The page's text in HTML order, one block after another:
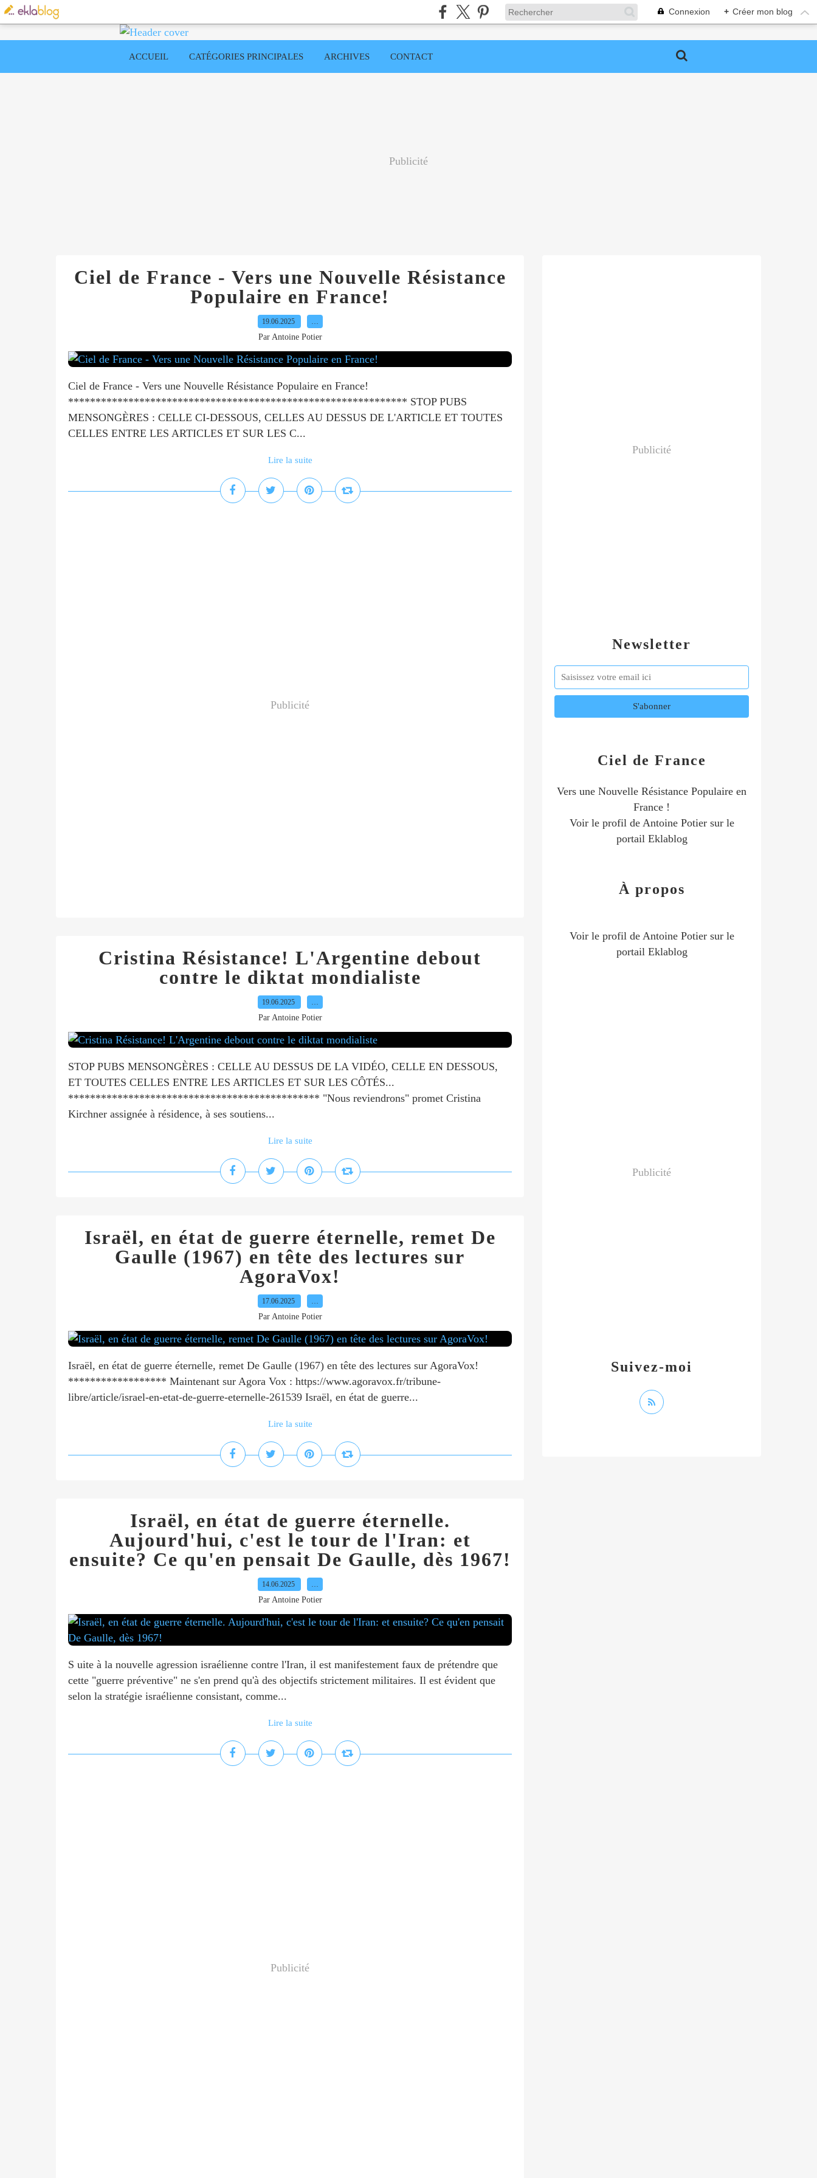
Connexion + Créer mon blog
ACCUEIL CATÉGORIES PRINCIPALES ARCHIVES CONTACT
Publicité
Ciel de France - Vers une Nouvelle Résistance
Populaire en France!
19.06.2025 …
Par Antoine Potier
Ciel de France - Vers une Nouvelle Résistance Populaire en France!
************************************************************** STOP PUBS
MENSONGÈRES : CELLE CI-DESSOUS, CELLES AU DESSUS DE L'ARTICLE ET TOUTES
CELLES ENTRE LES ARTICLES ET SUR LES C...
Lire la suite
Publicité
Cristina Résistance! L'Argentine debout
contre le diktat mondialiste
19.06.2025 …
Par Antoine Potier
STOP PUBS MENSONGÈRES : CELLE AU DESSUS DE LA VIDÉO, CELLE EN DESSOUS,
ET TOUTES CELLES ENTRE LES ARTICLES ET SUR LES CÔTÉS...
********************************************** "Nous reviendrons" promet Cristina
Kirchner assignée à résidence, à ses soutiens...
Lire la suite
Israël, en état de guerre éternelle, remet De
Gaulle (1967) en tête des lectures sur
AgoraVox!
17.06.2025 …
Par Antoine Potier
Israël, en état de guerre éternelle, remet De Gaulle (1967) en tête des lectures sur AgoraVox!
****************** Maintenant sur Agora Vox : https://www.agoravox.fr/tribune-
libre/article/israel-en-etat-de-guerre-eternelle-261539 Israël, en état de guerre...
Lire la suite
Israël, en état de guerre éternelle.
Aujourd'hui, c'est le tour de l'Iran: et
ensuite? Ce qu'en pensait De Gaulle, dès 1967!
14.06.2025 …
Par Antoine Potier
S uite à la nouvelle agression israélienne contre l'Iran, il est manifestement faux de prétendre que
cette "guerre préventive" ne s'en prend qu'à des objectifs strictement militaires. Il est évident que
selon la stratégie israélienne consistant, comme...
Lire la suite
Publicité
Newsletter
Publicité
Ciel de France
Vers une Nouvelle Résistance Populaire en
France !
Voir le profil de Antoine Potiersur le
portail Eklablog
Suivez-moi
À propos
Voir le profil de Antoine Potiersur le
portail Eklablog
Publicité